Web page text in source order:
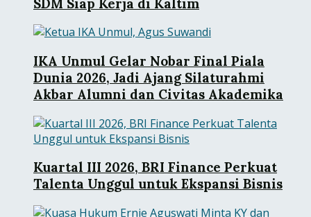
IKA Unmul Gelar Nobar Final Piala
Dunia 2026, Jadi Ajang Silaturahmi
Akbar Alumni dan Civitas Akademika
Kuartal III 2026, BRI Finance Perkuat
Talenta Unggul untuk Ekspansi Bisnis